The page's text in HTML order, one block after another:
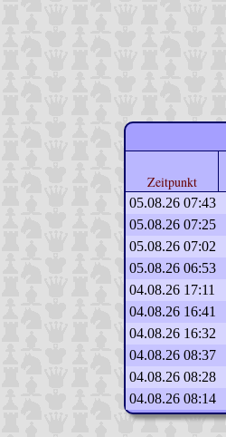
Zeitpunkt
05.08.26 07:43
05.08.26 07:25
05.08.26 07:02
05.08.26 06:53
04.08.26 17:11
04.08.26 16:41
04.08.26 16:32
04.08.26 08:37
04.08.26 08:28
04.08.26 08:14